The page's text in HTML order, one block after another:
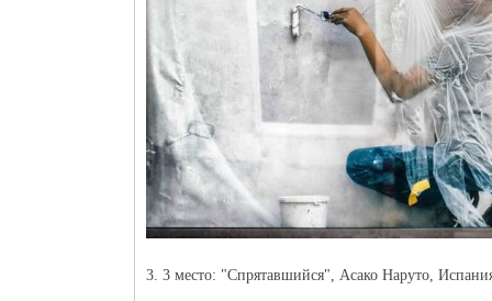
3. 3 место: "Спрятавшийся", Асако Наруто,